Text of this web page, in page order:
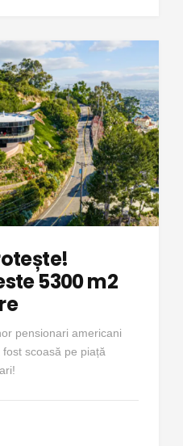
5300 m2
pensionari americani
scoasă pe piață